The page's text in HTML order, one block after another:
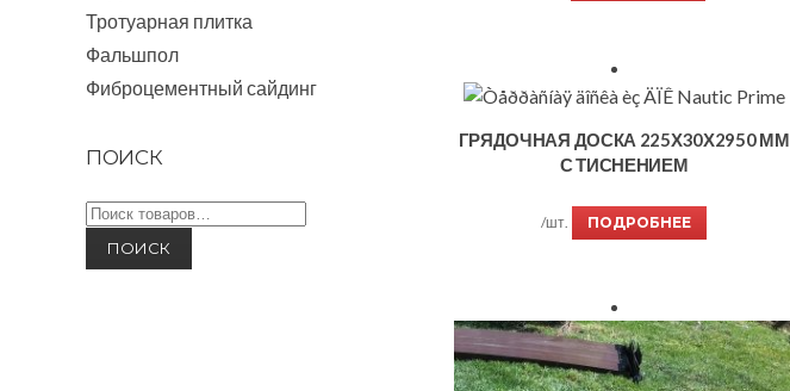
Тротуарная плитка
Фальшпол
Фиброцементный сайдинг
ПОИСК
Искать:
ГРЯДОЧНАЯ ДОСКА 225Х30Х2950 ММ
С ТИСНЕНИЕМ
/шт. ПОДРОБНЕЕ